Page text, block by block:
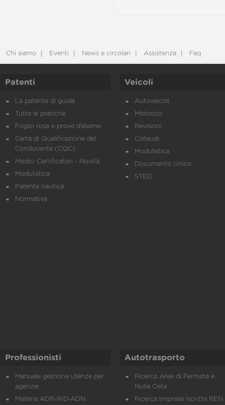
Chi siamo Eventi News e circolari Assistenza Faq
Patenti
La patente di guida
Tutte le pratiche
Foglio rosa e prove d’esame
Carta di Qualificazione del
Conducente (CQC)
Medici Certificatori - Novità
Modulistica
Patente nautica
Normativa
Veicoli
Autoveicoli
Motocicli
Revisioni
Collaudi
Modulistica
Documento Unico
STED
Professionisti
Manuale gestione utenze per
agenzie
Materia ADR-RID-ADN
Autotrasporto
Ricerca Aree di Fermata e
Nulla Osta
Ricerca Imprese Iscritte REN